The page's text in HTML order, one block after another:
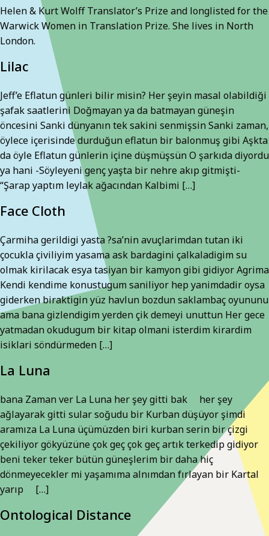
Helen & Kurt Wolff Translator’s Prize and longlisted for the
Warwick Women in Translation Prize. She lives in North
London.
Lilac
Jeff’e Eflatun günleri bilir misin? Her şeyin masal olabildiği
şafak saatlerini Doğmayan ya da batmayan güneşin
öncesini Sanki dünyanın tek sakini senmişsin Sanki zaman,
öylece içerisinde durduğun eflatun bir balonmuş gibi Aşkta
da öyle Eflatun günlerin içine düşmüşsün O şarkıda diyordu
ya hani -Söyleyeni genç yaşta bir nehre akıp gitmişti-
“Şarap yaptım leylak ağacından Kalbimi […]
Face Cloth
Çarmiha gerildigi yasta ?sa’nin avuçlarimdan tutan iki
çocukla çiviliyim yasama ask bardagini çalkaladigim su
olmak kirilacak esya tasiyan bir kamyon gibi gidiyor Agrima
Kendi kendime konustugum saniliyor hep yanimdadir oysa
giderken biraktigin yüz havlun bozdun saklambaç oyununu
ama bana gizlendigim yerden çik demeyi unuttun Her gece
yatmadan okudugum bir kitap olmani isterdim kirardim
isiklari söndürmeden […]
La Luna
bana Zaman ver La Luna her şey gitti bak her şey
ağlayarak gitti sular soğudu bir Kurban düşüyor şimdi
aramıza La Luna üçümüzden biri kurban serin bir çizgi
çekiliyor gökyüzüne çok geç çok geç artık terkedip gidiyor
beni teker teker bütün güneşlerim bir daha hiç
dönmeyecekler mi yaşamıma alnımdan fırlayan bir Kartal
yarıp […]
Ontological Distance